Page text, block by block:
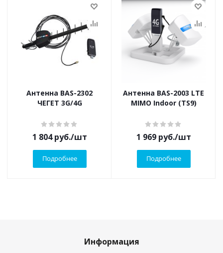
Антенна BAS-2302
ЧЕГЕТ 3G/4G
1 804руб./шт
Подробнее
Антенна BAS-2003 LTE
MIMO Indoor (TS9)
1 969руб./шт
Подробнее
Информация